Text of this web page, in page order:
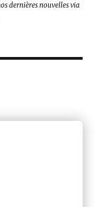
dernières nouvelles via